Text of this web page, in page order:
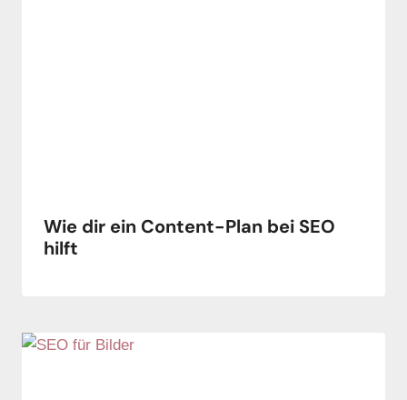
Wie dir ein Content-Plan bei SEO
hilft